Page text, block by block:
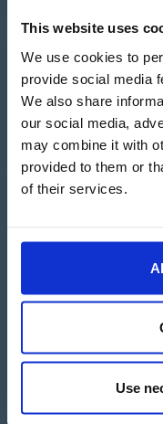
This website uses
We use cookies to
provide social media
We also share
our social media,
may combine it with
provided to them or
of their services.
Use
Pol. Ind. "El Carrascot"
Artesans 1 - 46850
(Valencia-Spain)
+34 962 200 502
+39 0694 806 334
+33 249 880 967
Login